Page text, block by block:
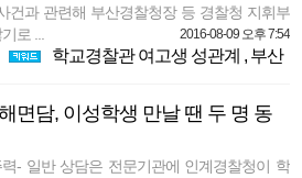
건과 관련해 부산경찰청장 등 경찰청 지휘부
로 ...
2016-08-09 오후 7:54
학교경찰관 여고생 성관계 , 부산
면담, 이성학생 만날 땐 두 명 동
- 일반 상담은 전문기관에 인계경찰청이 학